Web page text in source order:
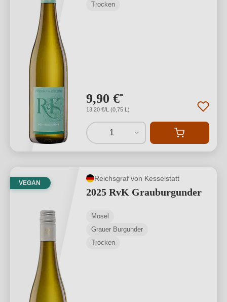
Trocken
9,90 €*
13,20 €/L (0,75 L)
1
VEGAN
Reichsgraf von Kesselstatt
2025 RvK Grauburgunder
Mosel
Grauer Burgunder
Trocken